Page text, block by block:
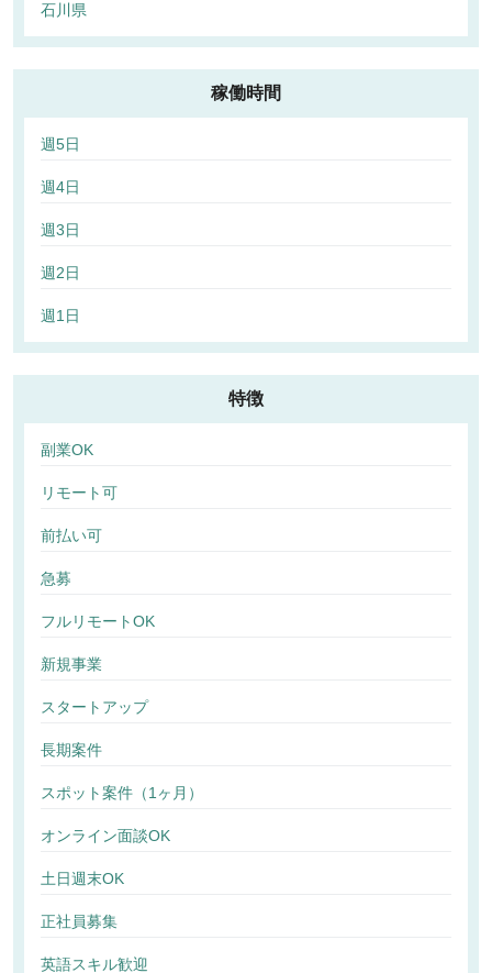
石川県
稼働時間
週5日
週4日
週3日
週2日
週1日
特徴
副業OK
リモート可
前払い可
急募
フルリモートOK
新規事業
スタートアップ
長期案件
スポット案件（1ヶ月）
オンライン面談OK
土日週末OK
正社員募集
英語スキル歓迎